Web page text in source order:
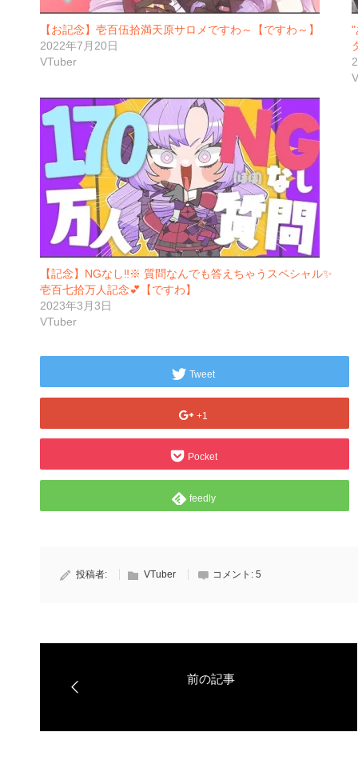
【お記念】壱百伍拾満天原サロメですわ～【ですわ～】
2022年7月20日
VTuber
"
【記念】NGなし‼※ 質問なんでも答えちゃうスペシャル✨
壱百七拾万人記念💕【ですわ】
2023年3月3日
VTuber
Tweet
+1
Pocket
feedly
投稿者: VTuber コメント: 5